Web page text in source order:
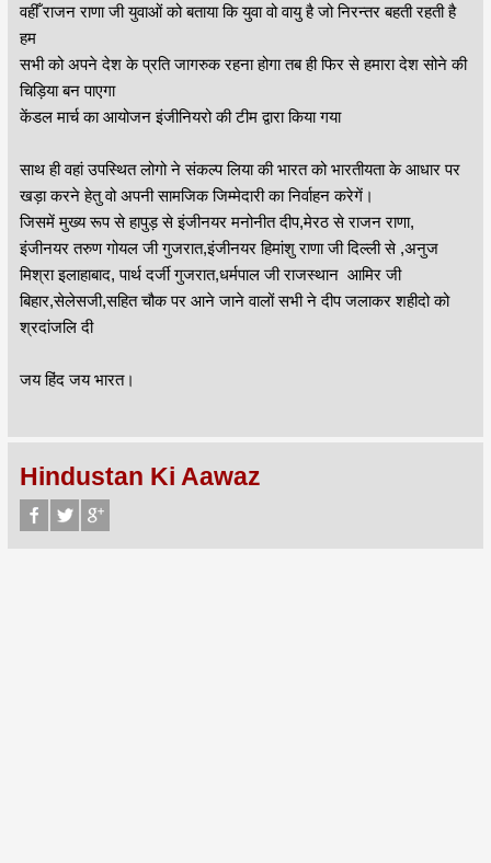
वहीँ राजन राणा जी युवाओं को बताया कि युवा वो वायु है जो निरन्तर बहती रहती है
हम
सभी को अपने देश के प्रति जागरुक रहना होगा तब ही फिर से हमारा देश सोने की
चिड़िया बन पाएगा
केंडल मार्च का आयोजन इंजीनियरो की टीम द्वारा किया गया
साथ ही वहां उपस्थित लोगो ने संकल्प लिया की भारत को भारतीयता के आधार पर
खड़ा करने हेतु वो अपनी सामजिक जिम्मेदारी का निर्वाहन करेगें।
जिसमें मुख्य रूप से हापुड़ से इंजीनयर मनोनीत दीप,मेरठ से राजन राणा,
इंजीनयर तरुण गोयल जी गुजरात,इंजीनयर हिमांशु राणा जी दिल्ली से ,अनुज
मिश्रा इलाहाबाद, पार्थ दर्जी गुजरात,धर्मपाल जी राजस्थान आमिर जी
बिहार,सेलेसजी,सहित चौक पर आने जाने वालों सभी ने दीप जलाकर शहीदो को
श्रदांजलि दी
जय हिंद जय भारत।
Hindustan Ki Aawaz